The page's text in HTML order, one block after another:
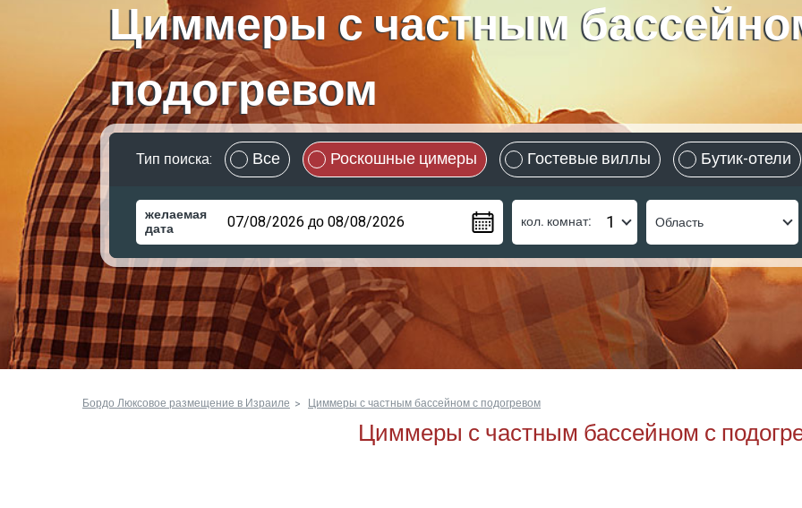
Циммеры с частным
подогревом
Тип поиска: Все Роскошные цимеры Гостевые виллы Бутик-отели
желаемая
дата кол. комнат:
Бордо Люксовое размещение в Израиле Циммеры с частным бассейном с подогревом
Циммеры с частным бассейном с